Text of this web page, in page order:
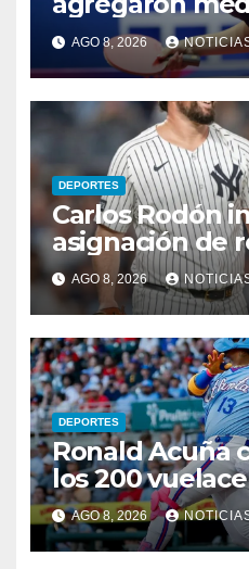
AGO 8, 2026
DEPORTES
Carlos Rodón
asignación de
en Triple-A
AGO 8, 2026
DEPORTES
Ronald Acuña
los 200
AGO 8, 2026